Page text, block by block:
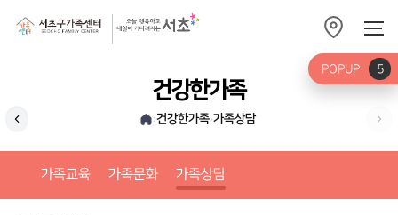
건강한가족
가족문화 ›건강한가족›가족상담
가족교육 가족문화 가족상담
POPUP 5